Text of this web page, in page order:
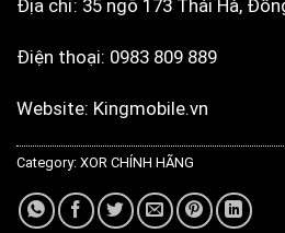
Địa chỉ: 35 ngõ 173 Thái Hà,
Điện thoại: 0983 809 889
Website: Kingmobile.vn
Category: XOR CHÍNH HÃNG